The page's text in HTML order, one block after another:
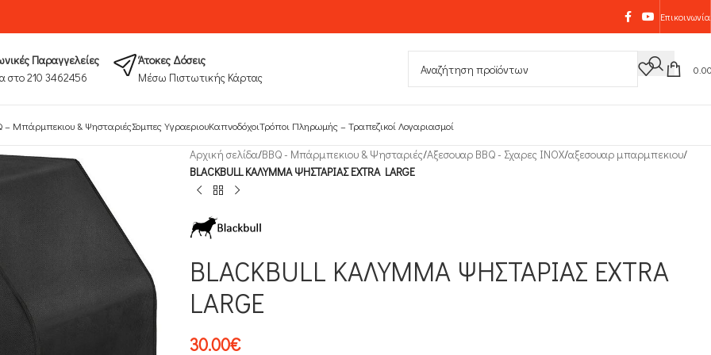
Επικοινωνία
Παραγγελείες
στο 210 3462456
Άτοκες Δόσεις
Μέσω Πιστωτικής Κάρτας
– Μπάρμπεκιου & ΨησταριέςΣομπες ΥγραεριουΚαπνοδόχοιΤρόποι Πληρωμής​ – Τραπεζικοί Λογαριασμοί
Αρχική σελίδα/ΒΒQ - Μπάρμπεκιου & Ψησταριές/Αξεσουαρ BBQ - Σχαρες INOX/αξεσουαρ μπαρμπεκιου/
BLACKBULL ΚΑΛΥΜΜΑ ΨΗΣΤΑΡΙΑΣ EXTRA LARGE
BLACKBULL ΚΑΛΥΜΜΑ ΨΗΣΤΑΡΙΑΣ EXTRA
LARGE
30.00€